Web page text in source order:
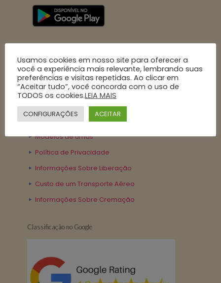
Nossa Politica
Contrato de Serviço
Cremações de exumações
Modelos de urnas
Política de Privacidade
Informações Sobre Liberação
Custo de um Transporte Aéreo
Informações Sobre Cremação
Classificação no Google
Usamos cookies em nosso site para oferecer a
você a experiência mais relevante, lembrando suas
preferências e visitas repetidas. Ao clicar em
“Aceitar tudo”, você concorda com o uso de
TODOS os cookies.LEIA MAIS
CONFIGURAÇÕES ACEITAR